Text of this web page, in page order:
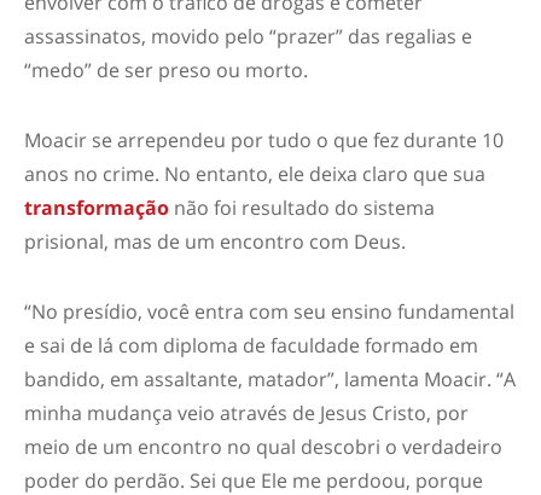
assassinatos, movido pelo “prazer” das regalias e
“medo” de ser preso ou morto.
Moacir se arrependeu por tudo o que fez durante 10
anos no crime. No entanto, ele deixa claro que sua
transformação não foi resultado do sistema
prisional, mas de um encontro com Deus.
“No presídio, você entra com seu ensino fundamental
e sai de lá com diploma de faculdade formado em
bandido, em assaltante, matador”, lamenta Moacir. “A
minha mudança veio através de Jesus Cristo, por
meio de um encontro no qual descobri o verdadeiro
poder do perdão. Sei que Ele me perdoou, porque